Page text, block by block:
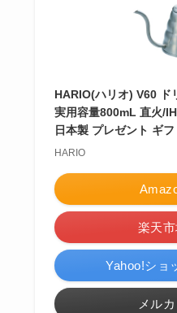
HARIO(ハリオ) V60 ド
実用容量800mL 直火/
日本製 プレゼント ギ
HARIO
楽天
Yahoo!ショ
メル